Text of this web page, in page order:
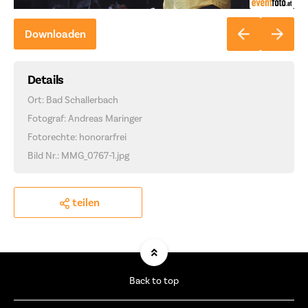
Downloaden
Details
Ort: Bad Schallerbach
Fotograf: Andreas Maringer
Fotorechte: honorarfrei
Bild Nr.: MMG_0767-1.jpg
teilen
Back to top